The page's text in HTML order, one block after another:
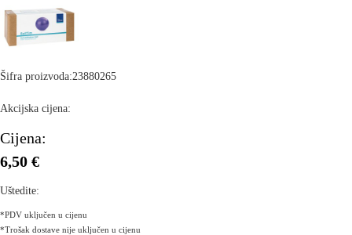
Šifra proizvoda:23880265
Akcijska cijena:
Cijena:
6,50 €
Uštedite:
*PDV uključen u cijenu
*Trošak dostave nije uključen u cijenu